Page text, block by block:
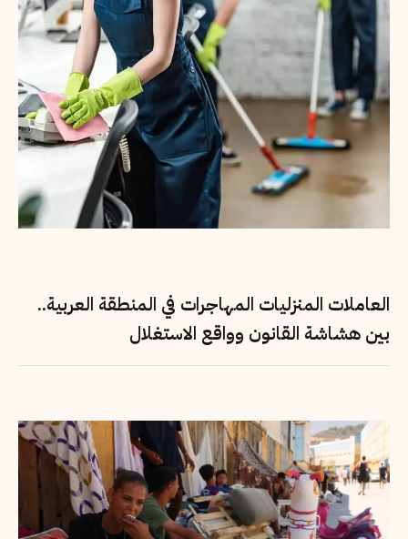
العاملات المنزليات المهاجرات في المنطقة العربية..
بين هشاشة القانون وواقع الاستغلال